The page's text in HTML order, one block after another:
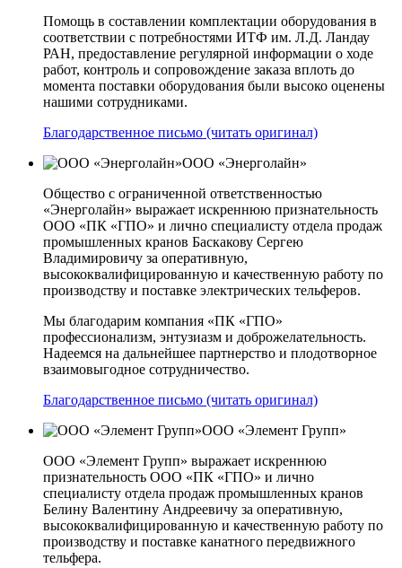
Помощь в составлении комплектации оборудования в
соответствии с потребностями ИТФ им. Л.Д. Ландау
РАН, предоставление регулярной информации о ходе
работ, контроль и сопровождение заказа вплоть до
момента поставки оборудования были высоко оценены
нашими сотрудниками.
Благодарственное письмо (читать оригинал)
ООО «Энерголайн»
Общество с ограниченной ответственностью
«Энерголайн» выражает искреннюю признательность
ООО «ПК «ГПО» и лично специалисту отдела продаж
промышленных кранов Баскакову Сергею
Владимировичу за оперативную,
высококвалифицированную и качественную работу по
производству и поставке электрических тельферов.
Мы благодарим компания «ПК «ГПО»
профессионализм, энтузиазм и доброжелательность.
Надеемся на дальнейшее партнерство и плодотворное
взаимовыгодное сотрудничество.
Благодарственное письмо (читать оригинал)
ООО «Элемент Групп»
ООО «Элемент Групп» выражает искреннюю
признательность ООО «ПК «ГПО» и лично
специалисту отдела продаж промышленных кранов
Белину Валентину Андреевичу за оперативную,
высококвалифицированную и качественную работу по
производству и поставке канатного передвижного
тельфера.